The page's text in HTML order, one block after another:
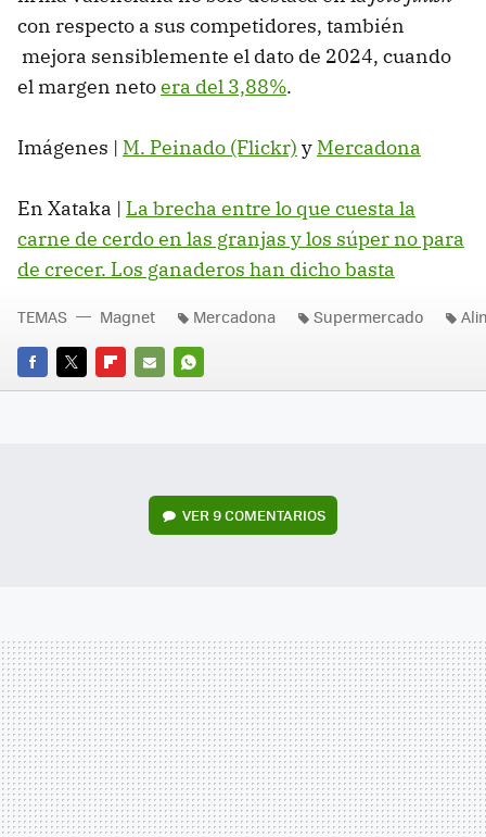
con respecto a sus competidores, también
mejora sensiblemente el dato de 2024, cuando
el margen netoera del 3,88%.
Imágenes | M. Peinado (Flickr) y Mercadona
En Xataka | La brecha entre lo que cuesta la
carne de cerdo en las granjas y los súper no para
de crecer. Los ganaderos han dicho basta
FACEBOOK
TWITTERFLIPBOARD
E-
WHATSAPP
TEMAS Magnet Mercadona Supermercado
VER 9 COMENTARIOS